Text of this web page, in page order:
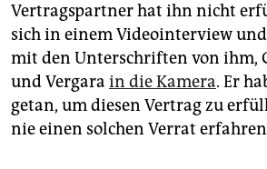
Vertragspartner hat ihn nicht
sich in einem Videointerview
mit den Unterschriften von ihm,
und Vergara in die Kamera. Er
getan, um diesen Vertrag zu
nie einen solchen Verrat